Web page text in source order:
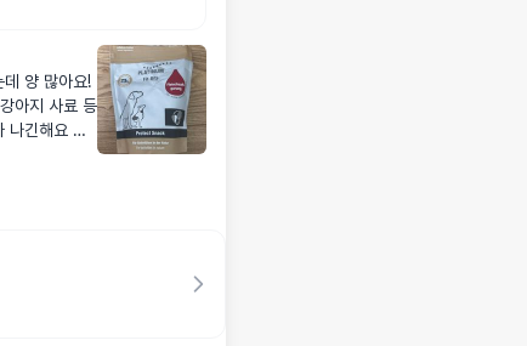
양 많아요!
아지 사료 등
나긴해요 ㅋ